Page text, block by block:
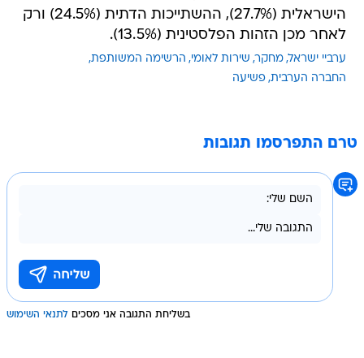
הישראלית (27.7%), ההשתייכות הדתית (24.5%) ורק
לאחר מכן הזהות הפלסטינית (13.5%).
ערביי ישראל מחקר שירות לאומי הרשימה המשותפת
החברה הערבית פשיעה
טרם התפרסמו תגובות
בשליחת התגובה אני מסכים לתנאי השימוש